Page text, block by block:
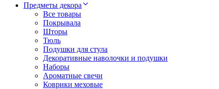
Предметы декора
Все товары
Покрывала
Шторы
Тюль
Подушки для стула
Декоративные наволочки и подушки
Наборы
Ароматные свечи
Коврики меховые